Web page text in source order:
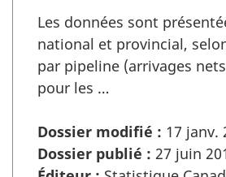
Les données sont
national et provincial,
par pipeline (arrivages
pour les …
Dossier modifié : 17 janv.
Dossier publié : 27 juin